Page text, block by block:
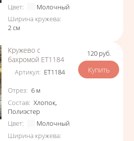
Цвет:
Молочный
Ширина кружева:
2см
Кружево с
бахромой ЕТ1184
Артикул: ЕТ1184
Характеристики
Отрез: 6 м
Состав: Хлопок,
Полиэстер
Цвет:
Молочный
Ширина кружева:
Цена
120 руб.